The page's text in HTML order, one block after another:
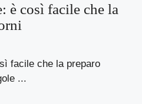
è così facile che la
facile che la preparo
...